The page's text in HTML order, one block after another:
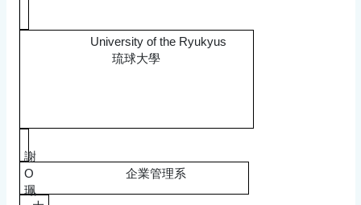
University of the Ryukyus
琉球大學
謝
O
珮
企業管理系